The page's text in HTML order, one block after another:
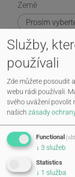
Země
Ulice a čp. *
PSČ*
Město*
Telefonní číslo
Služby,
používali
Zde můžete posoudit
webu rádi používali.
svého uvážení povolit
našich zásady
Functional
↓ 3 služeb
Statistics
↓ 1 služba